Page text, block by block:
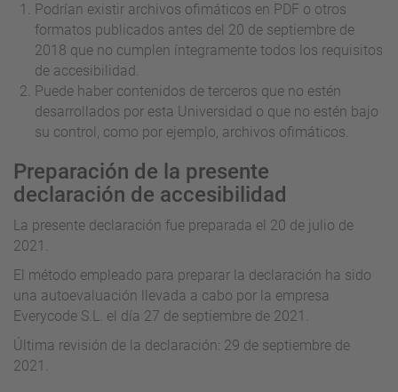
Podrían existir archivos ofimáticos en PDF o otros
formatos publicados antes del 20 de septiembre de
2018 que no cumplen íntegramente todos los requisitos
de accesibilidad.
Puede haber contenidos de terceros que no estén
desarrollados por esta Universidad o que no estén bajo
su control, como por ejemplo, archivos ofimáticos.
Preparación de la presente
declaración de accesibilidad
La presente declaración fue preparada el 20 de julio de
2021.
El método empleado para preparar la declaración ha sido
una autoevaluación llevada a cabo por la empresa
Everycode S.L. el día 27 de septiembre de 2021.
Última revisión de la declaración: 29 de septiembre de
2021.